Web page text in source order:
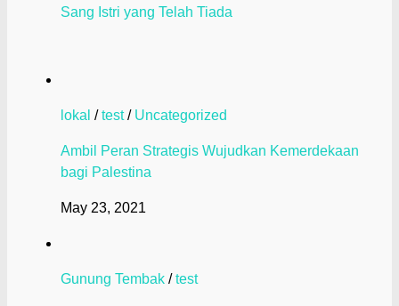
Sang Istri yang Telah Tiada
lokal /test/ Uncategorized
Ambil Peran Strategis Wujudkan Kemerdekaan
bagi Palestina
May 23, 2021
Gunung Tembak /test